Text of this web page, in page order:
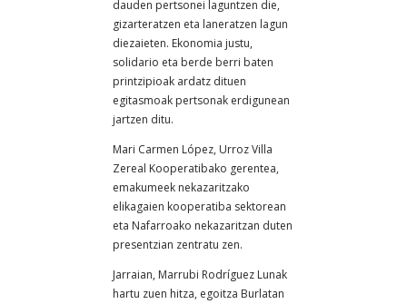
dauden pertsonei laguntzen die,
gizarteratzen eta laneratzen lagun
diezaieten. Ekonomia justu,
solidario eta berde berri baten
printzipioak ardatz dituen
egitasmoak pertsonak erdigunean
jartzen ditu.
Mari Carmen López, Urroz Villa
Zereal Kooperatibako gerentea,
emakumeek nekazaritzako
elikagaien kooperatiba sektorean
eta Nafarroako nekazaritzan duten
presentzian zentratu zen.
Jarraian, Marrubi Rodríguez Lunak
hartu zuen hitza, egoitza Burlatan